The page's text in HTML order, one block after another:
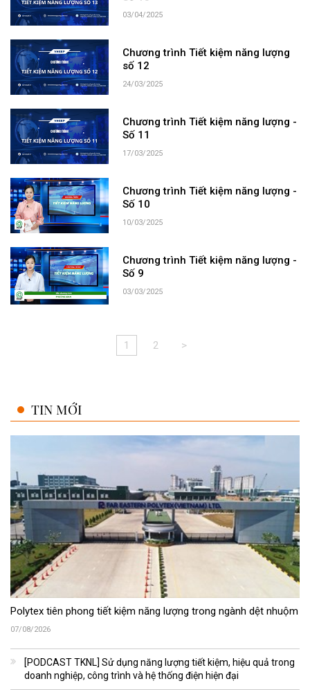
03/04/2025
Chương trình Tiết kiệm năng lượng
số 12
24/03/2025
Chương trình Tiết kiệm năng lượng -
Số 11
17/03/2025
Chương trình Tiết kiệm năng lượng -
Số 10
10/03/2025
Chương trình Tiết kiệm năng lượng -
Số 9
03/03/2025
1 2 >
TIN MỚI
Polytex tiên phong tiết kiệm năng lượng trong ngành dệt nhuộm
07/08/2026
[PODCAST TKNL] Sử dụng năng lượng tiết kiệm, hiệu quả trong
doanh nghiệp, công trình và hệ thống điện hiện đại